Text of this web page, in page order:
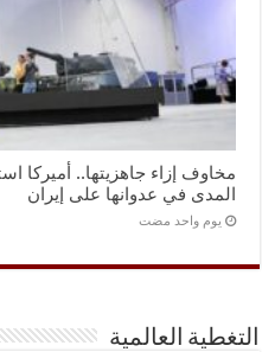
مخاوف إزاء جاهزيتها.. أميركا
المدى في عدوانها على إيران
‏يوم واحد مضت
التغطية العالمية